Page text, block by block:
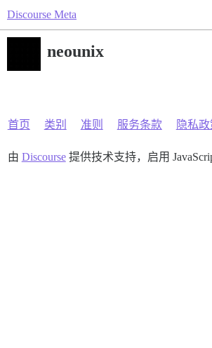
Discourse Meta
neounix
首页 类别 准则 服务条款 隐私政
由 Discourse提供技术支持，启用